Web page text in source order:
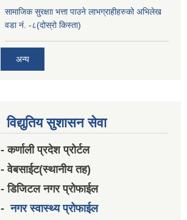
सामाजिक सुरक्षाा भत्ता पाउने लाभग्राहीहरुको अभिलेख
वडा नं. -८(दोस्रो किस्ता)
अन्य
विद्युतिय सुशासन सेवा
- कर्णाली प्रदेश प्रोर्टल
- वेबसाईट(स्थानीय तह)
- डिजिटल नगर प्रोफाईल
-नगर स्वास्थ्य प्रोफाईल